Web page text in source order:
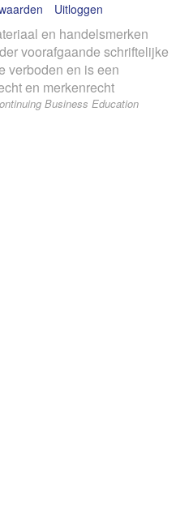
Uitloggen
en handelsmerken
voorafgaande schriftelijke
verboden en is een
en merkenrecht
Business Education